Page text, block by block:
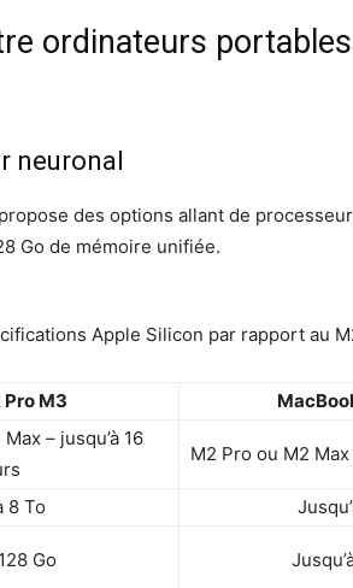
ordinateurs
neuronal
des options allant de
Go de mémoire unifiée.
Apple Silicon par rapport au
M3
– jusqu’à 16
M2 Pro ou M2
8 To
Go